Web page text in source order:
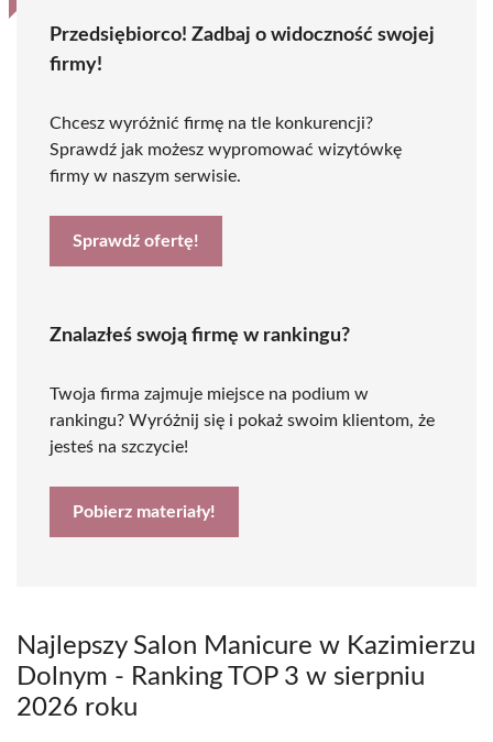
Przedsiębiorco! Zadbaj o widoczność swojej
firmy!
Chcesz wyróżnić firmę na tle konkurencji?
Sprawdź jak możesz wypromować wizytówkę
firmy w naszym serwisie.
Sprawdź ofertę!
Znalazłeś swoją firmę w rankingu?
Twoja firma zajmuje miejsce na podium w
rankingu? Wyróżnij się i pokaż swoim klientom, że
jesteś na szczycie!
Pobierz materiały!
Najlepszy Salon Manicure w Kazimierzu
Dolnym - Ranking TOP 3 w sierpniu
2026 roku